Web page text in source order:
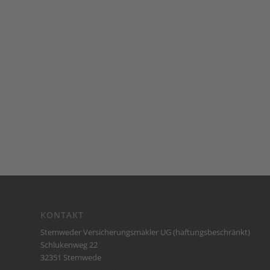
KONTAKT
Stemweder Versicherungsmakler UG (haftungsbeschränkt)
Schlukenweg 22
32351 Stemwede